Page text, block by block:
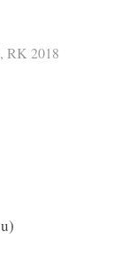
, RK 2018